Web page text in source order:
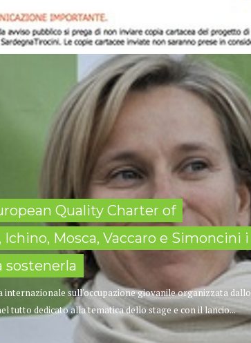
Quality Charter of
Mosca, Vaccaro e Simoncini i
internazionale sull'occupazione giovanile organizzata dallo
tutto dedicato alla tematica dello stage e con il lancio...